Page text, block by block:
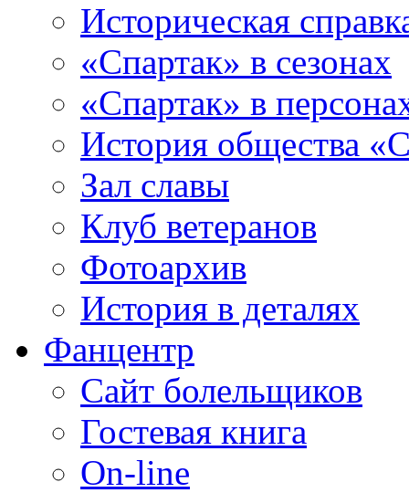
Историческая
«Спартак» в сезонах
«Спартак» в
История общества
Зал славы
Клуб ветеранов
Фотоархив
История в деталях
Фанцентр
Сайт болельщиков
Гостевая книга
On-line